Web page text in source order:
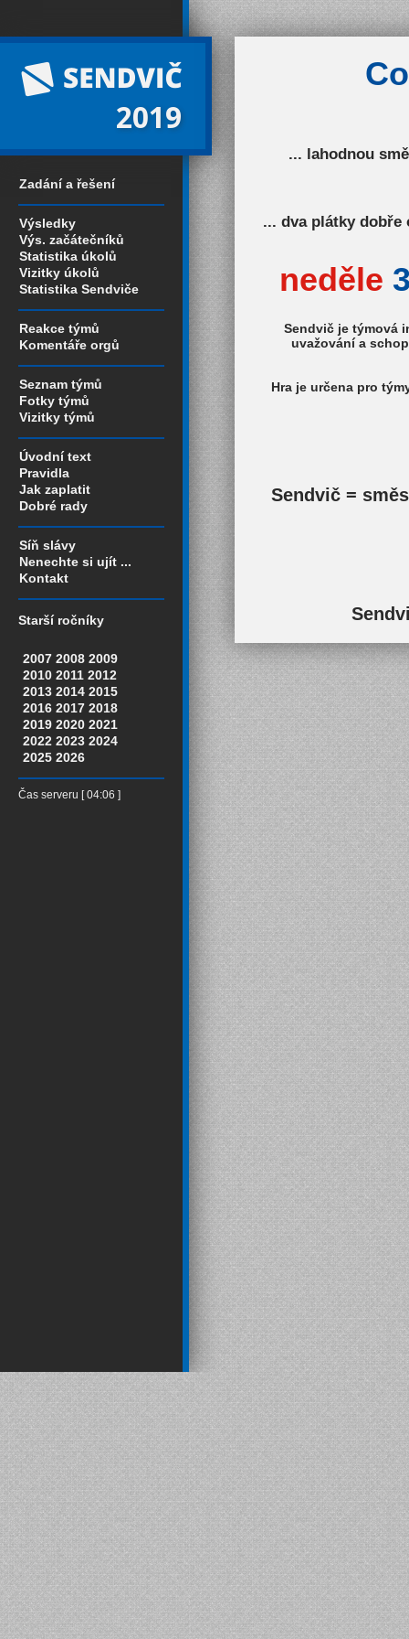
2019
Zadání a řešení
Výsledky
Výs. začátečníků
Statistika úkolů
Vizitky úkolů
Statistika Sendviče
Reakce týmů
Komentáře orgů
Seznam týmů
Fotky týmů
Vizitky týmů
Úvodní text
Pravidla
Jak zaplatit
Dobré rady
Síň slávy
Nenechte si ujít ...
Kontakt
Starší ročníky
2007 2008 2009
2010 2011 2012
2013 2014 2015
2016 2017 2018
2019 2020 2021
2022 2023 2024
2025 2026
Čas serveru [ 04:06 ]
... lahodnou
... dva plátky dobře
neděle
Sendvič je týmová
uvažování a
Hra je určena pro
Sendvič =